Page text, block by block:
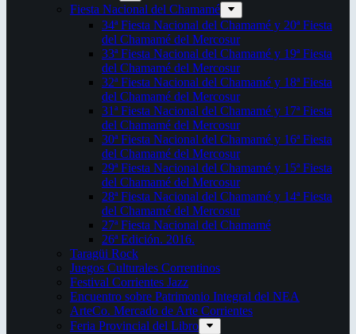
Fiesta Nacional del Chamamé
34ª Fiesta Nacional del Chamamé y 20ª Fiesta
del Chamamé del Mercosur
33ª Fiesta Nacional del Chamamé y 19ª Fiesta
del Chamamé del Mercosur
32ª Fiesta Nacional del Chamamé y 18ª Fiesta
del Chamamé del Mercosur
31ª Fiesta Nacional del Chamamé y 17ª Fiesta
del Chamamé del Mercosur
30ª Fiesta Nacional del Chamamé y 16ª Fiesta
del Chamamé del Mercosur
29ª Fiesta Nacional del Chamamé y 15ª Fiesta
del Chamamé del Mercosur
28ª Fiesta Nacional del Chamamé y 14ª Fiesta
del Chamamé del Mercosur
27ª Fiesta Nacional del Chamamé
26ª Edición. 2016.
Taragüi Rock
Juegos Culturales Correntinos
Festival Corrientes Jazz
Encuentro sobre Patrimonio Integral del NEA
ArteCo. Mercado de Arte Corrientes
Feria Provincial del Libro